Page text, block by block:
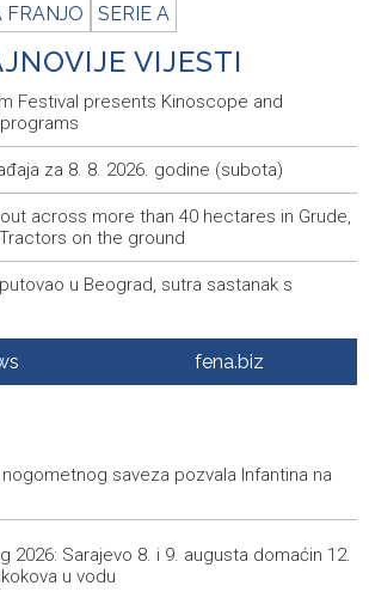
FRANJO SERIE A
VIJESTI
Festival presents Kinoscope and
za 8. 8. 2026. godine (subota)
across more than 40 hectares in Grude,
on the ground
u Beograd, sutra sastanak s
joins firefighting efforts in Konjic,
za urologiju s transplantacijom preseljena
prostorije
zaštite KS upućeni u Konjic kao
the 32nd Sarajevo Film Festival begins
Box Office
fena.biz
saveza pozvala Infantina na
2026: Sarajevo 8. i 9. augusta domaćin 12.
u vodu